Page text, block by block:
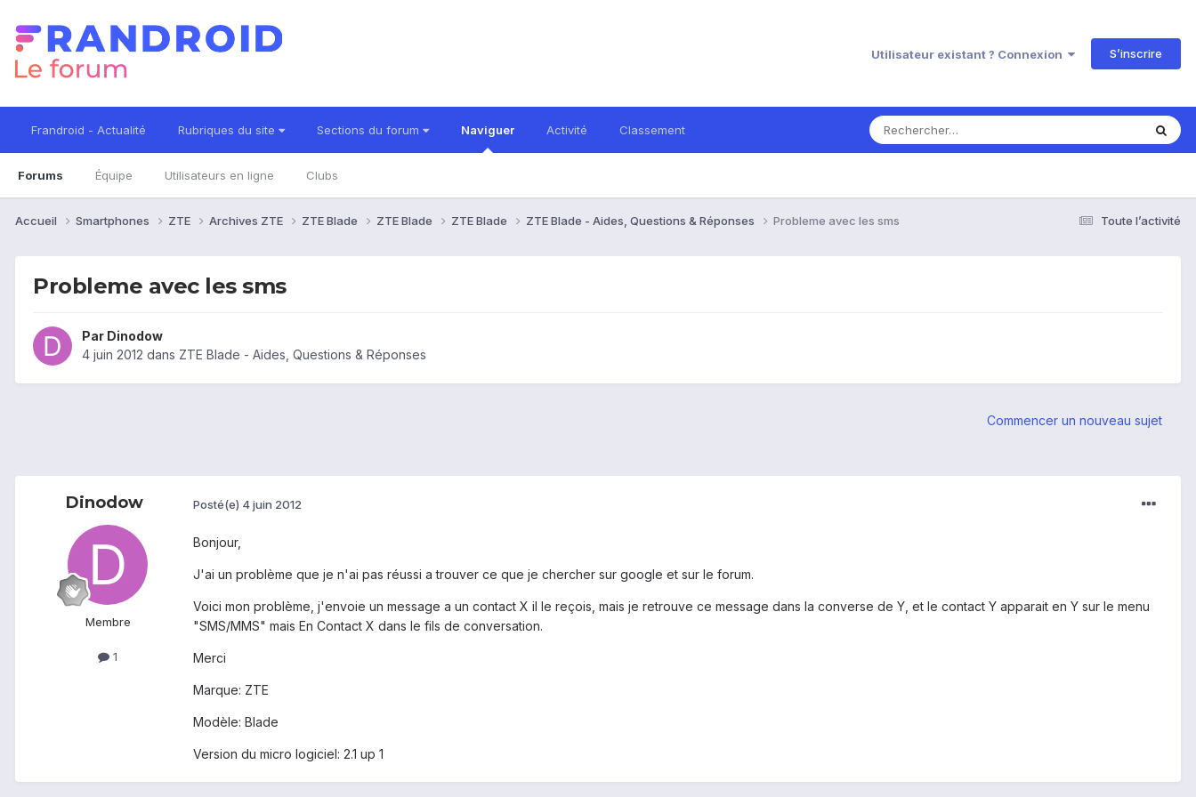
Utilisateur existant ? Connexion S’inscrire
Frandroid - Actualité Rubriques du site Sections du forum Naviguer
Forums Équipe Utilisateurs en ligne Clubs
Activité Classement
Toute l’activité
Accueil Smartphones ZTE Archives ZTE ZTE Blade ZTE Blade ZTE Blade ZTE Blade - Aides, Questions & Réponses Probleme avec les sms
Probleme avec les sms
Par Dinodow
4 juin 2012 dans ZTE Blade - Aides, Questions & Réponses
Commencer un nouveau sujet
Dinodow
Membre
1
Posté(e) 4 juin 2012
Bonjour,
J'ai un problème que je n'ai pas réussi a trouver ce que je chercher sur google et sur le forum.
Voici mon problème, j'envoie un message a un contact X il le reçois, mais je retrouve ce message dans la converse de Y, et le contact Y apparait en Y sur le menu
"SMS/MMS" mais En Contact X dans le fils de conversation.
Merci
Marque: ZTE
Modèle: Blade
Version du micro logiciel: 2.1 up 1